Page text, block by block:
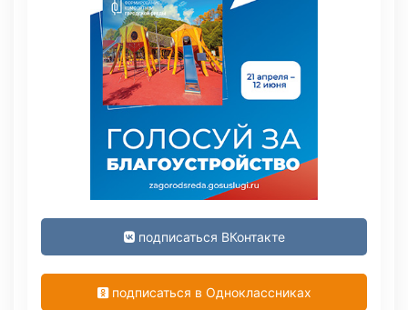
подписаться ВКонтакте
подписаться в Одноклассниках